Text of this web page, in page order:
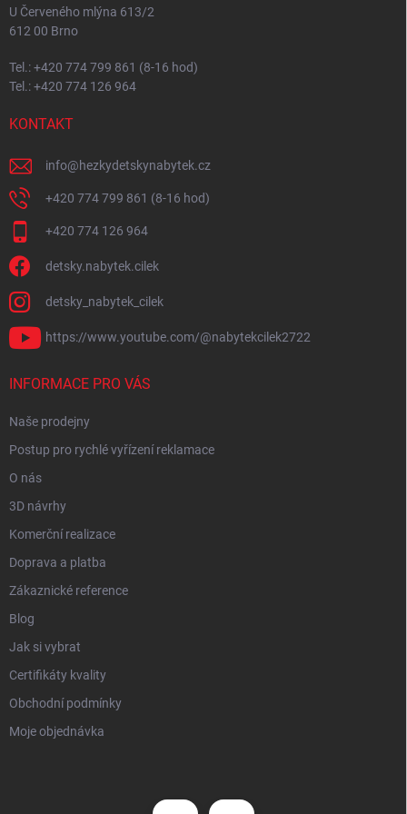
U Červeného mlýna 613/2
612 00 Brno
Tel.: +420 774 799 861 (8-16 hod)
Tel.: +420 774 126 964
KONTAKT
info@hezkydetskynabytek.cz
+420 774 799 861 (8-16 hod)
+420 774 126 964
detsky.nabytek.cilek
detsky_nabytek_cilek
https://www.youtube.com/@nabytekcilek2722
INFORMACE PRO VÁS
Naše prodejny
Postup pro rychlé vyřízení reklamace
O nás
3D návrhy
Komerční realizace
Doprava a platba
Zákaznické reference
Blog
Jak si vybrat
Certifikáty kvality
Obchodní podmínky
Moje objednávka